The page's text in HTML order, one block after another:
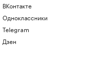
ВКонтакте
Одноклассники
Telegram
Дзен